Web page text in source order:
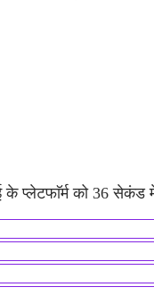
प्लेटफाॅर्म को 36 सेकंड